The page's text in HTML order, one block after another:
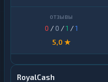
0 / 0 /1 /1
5,0 ★
RoyalCash